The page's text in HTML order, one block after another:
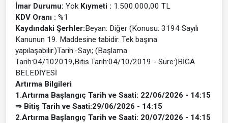
İmar Durumu: Yok Kıymeti : 1.500.000,00 TL
KDV Oranı : %1
Kaydındaki Şerhler:Beyan: Diğer (Konusu: 3194 Sayılı
Kanunun 19. Maddesine tabidir. Tek başına
yapılaşabilir.)Tarih:-Sayı; (Başlama
Tarih:04/102019,Bitis.Tarih:04/10/2019 - Süre:)BİGA
BELEDİYESİ
Artırma Bilgileri
1.Artırma Başlangıç Tarih ve Saati: 22/06/2026 - 14:15
⇒ Bitiş Tarih ve Saati:29/06/2026 - 14:15
2.Artırma Başlangıç Tarih ve Saati: 20/07/2026 - 14:15